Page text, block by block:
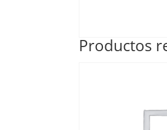
Productos